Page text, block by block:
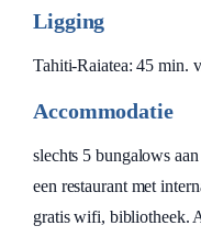
Ligging
Tahiti-Raiatea: 45 min.
Accommodatie
slechts 5 bungalows
een restaurant met
gratis wifi, bibliotheek.